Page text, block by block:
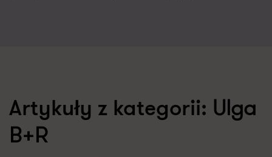
Artykuły z kategorii: Ulga
B+R